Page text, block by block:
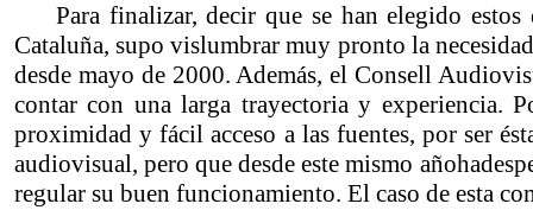
Para finalizar, decir que se han elegido
Cataluña, supo vislumbrar muy pronto la
desde mayo de 2000. Además, el Consell
contar con una larga trayectoria y experiencia.
proximidad y fácil acceso a las fuentes, por ser
audiovisual, pero que desde este mismo
regular su buen funcionamiento. El caso de esta